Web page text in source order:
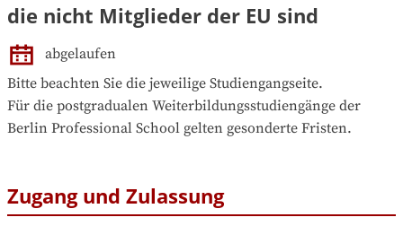
die nicht Mitglieder der EU sind
abgelaufen
Bitte beachten Sie die jeweilige Studiengangseite.
Für die postgradualen Weiterbildungsstudiengänge der
Berlin Professional School gelten gesonderte Fristen.
Zugang und Zulassung